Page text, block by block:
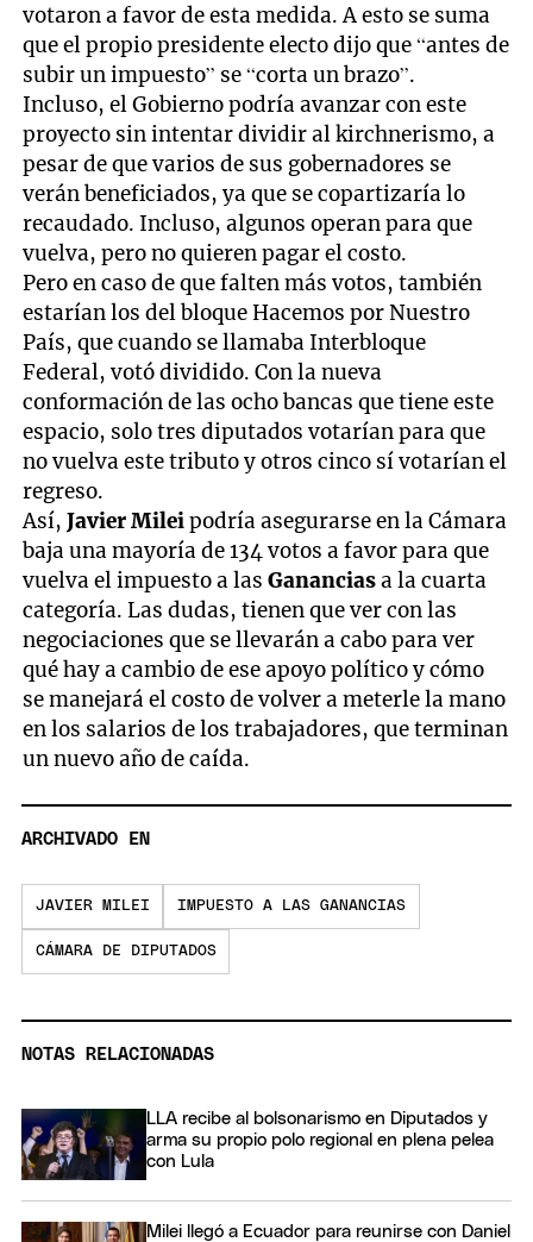
votaron a favor de esta medida. A esto se suma
que el propio presidente electo dijo que “antes de
subir un impuesto” se “corta un brazo”.
Incluso, el Gobierno podría avanzar con este
proyecto sin intentar dividir al kirchnerismo, a
pesar de que varios de sus gobernadores se
verán beneficiados, ya que se copartizaría lo
recaudado. Incluso, algunos operan para que
vuelva, pero no quieren pagar el costo.
Pero en caso de que falten más votos, también
estarían los del bloque Hacemos por Nuestro
País, que cuando se llamaba Interbloque
Federal, votó dividido. Con la nueva
conformación de las ocho bancas que tiene este
espacio, solo tres diputados votarían para que
no vuelva este tributo y otros cinco sí votarían el
regreso.
Así,Javier Mileipodría asegurarse en la Cámara
baja una mayoría de 134 votos a favor para que
vuelva el impuesto a lasGananciasa la cuarta
categoría. Las dudas, tienen que ver con las
negociaciones que se llevarán a cabo para ver
qué hay a cambio de ese apoyo político y cómo
se manejará el costo de volver a meterle la mano
en los salarios de los trabajadores, que terminan
un nuevo año de caída.
ARCHIVADO EN
JAVIER MILEI IMPUESTO A LAS GANANCIAS
CÁMARA DE DIPUTADOS
NOTAS RELACIONADAS
LLA recibe al bolsonarismo en Diputados y
arma su propio polo regional en plena pelea
con Lula
Milei llegó a Ecuador para reunirse con Daniel